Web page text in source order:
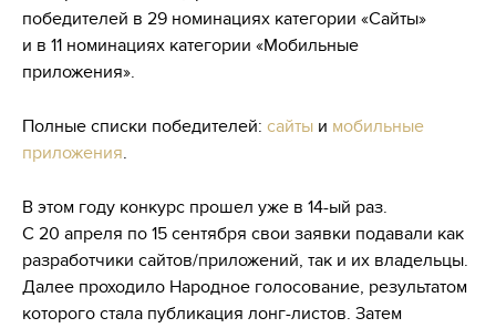
победителей в 29 номинациях категории «Сайты»
и в 11 номинациях категории «Мобильные
приложения».
Полные списки победителей: сайты и мобильные
приложения.
В этом году конкурс прошел уже в 14-ый раз.
С 20 апреля по 15 сентября свои заявки подавали как
разработчики сайтов/приложений, так и их владельцы.
Далее проходило Народное голосование, результатом
которого стала публикация лонг-листов. Затем